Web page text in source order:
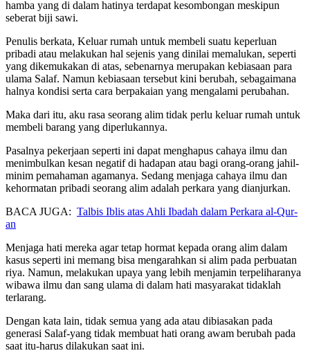
hamba yang di dalam hatinya terdapat kesombongan meskipun
seberat biji sawi.
Penulis berkata, Keluar rumah untuk membeli suatu keperluan
pribadi atau melakukan hal sejenis yang dinilai memalukan, seperti
yang dikemukakan di atas, sebenarnya merupakan kebiasaan para
ulama Salaf. Namun kebiasaan tersebut kini berubah, sebagaimana
halnya kondisi serta cara berpakaian yang mengalami perubahan.
Maka dari itu, aku rasa seorang alim tidak perlu keluar rumah untuk
membeli barang yang diperlukannya.
Pasalnya pekerjaan seperti ini dapat menghapus cahaya ilmu dan
menimbulkan kesan negatif di hadapan atau bagi orang-orang jahil-
minim pemahaman agamanya. Sedang menjaga cahaya ilmu dan
kehormatan pribadi seorang alim adalah perkara yang dianjurkan.
BACA JUGA: Talbis Iblis atas Ahli Ibadah dalam Perkara al-Qur-
an
Menjaga hati mereka agar tetap hormat kepada orang alim dalam
kasus seperti ini memang bisa mengarahkan si alim pada perbuatan
riya. Namun, melakukan upaya yang lebih menjamin terpeliharanya
wibawa ilmu dan sang ulama di dalam hati masyarakat tidaklah
terlarang.
Dengan kata lain, tidak semua yang ada atau dibiasakan pada
generasi Salaf-yang tidak membuat hati orang awam berubah pada
saat itu-harus dilakukan saat ini.